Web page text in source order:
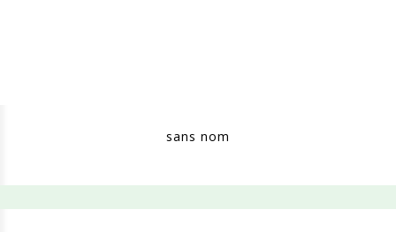
sans nom